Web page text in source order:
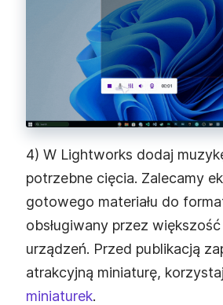
4) W Lightworks dodaj
potrzebne cięcia. Zalecamy
gotowego materiału do
obsługiwany przez
urządzeń. Przed publikacją
atrakcyjną miniaturę,
miniaturek.